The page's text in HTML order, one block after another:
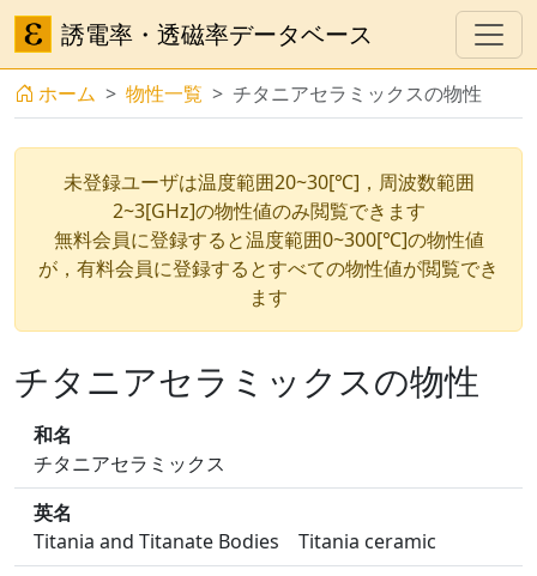
誘電率・透磁率データベース
ホーム 物性一覧 チタニアセラミックスの物性
未登録ユーザは温度範囲20~30[℃]，周波数範囲
2~3[GHz]の物性値のみ閲覧できます
無料会員に登録すると温度範囲0~300[℃]の物性値
が，有料会員に登録するとすべての物性値が閲覧でき
ます
チタニアセラミックスの物性
和名
チタニアセラミックス
英名
Titania and Titanate Bodies Titania ceramic